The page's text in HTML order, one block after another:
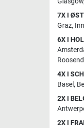
7X I
Graz,
6X I
4X I
Basel,
2X I
2X I